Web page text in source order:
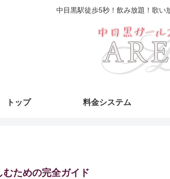
中目黒駅徒歩5秒！飲み放題！歌い
トップ 料金システム
ための完全ガイド